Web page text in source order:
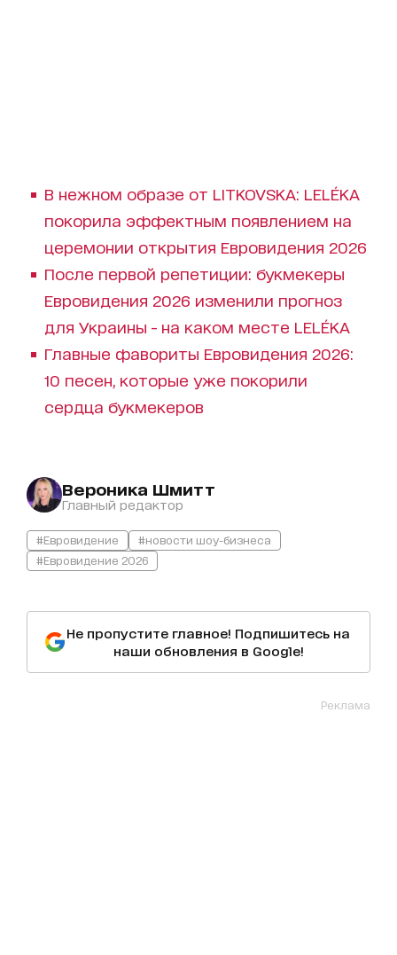
В нежном образе от LITKOVSKA: LELÉKA
покорила эффектным появлением на
церемонии открытия Евровидения 2026
После первой репетиции: букмекеры
Евровидения 2026 изменили прогноз
для Украины - на каком месте LELÉKA
Главные фавориты Евровидения 2026:
10 песен, которые уже покорили
сердца букмекеров
Вероника Шмитт
Главный редактор
#Евровидение
#новости шоу-бизнеса
#Евровидение 2026
Не пропустите главное! Подпишитесь на
наши обновления в Google!
Реклама